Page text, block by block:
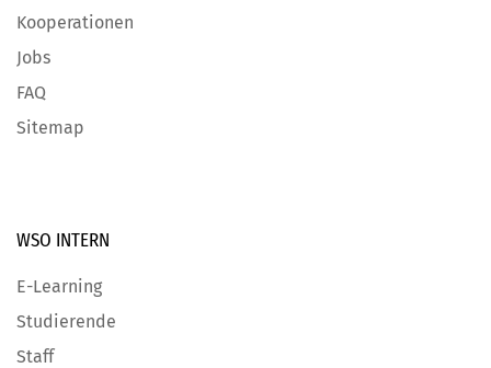
Kooperationen
Jobs
FAQ
Sitemap
WSO INTERN
E-Learning
Studierende
Staff